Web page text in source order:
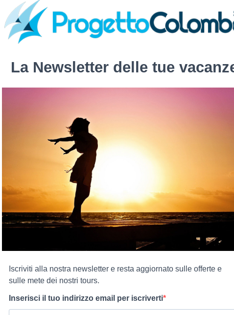
La Newsletter delle tue
Iscriviti alla nostra newsletter e resta aggiornato sulle offerte e
sulle mete dei nostri tours.
Inserisci il tuo indirizzo email per iscriverti